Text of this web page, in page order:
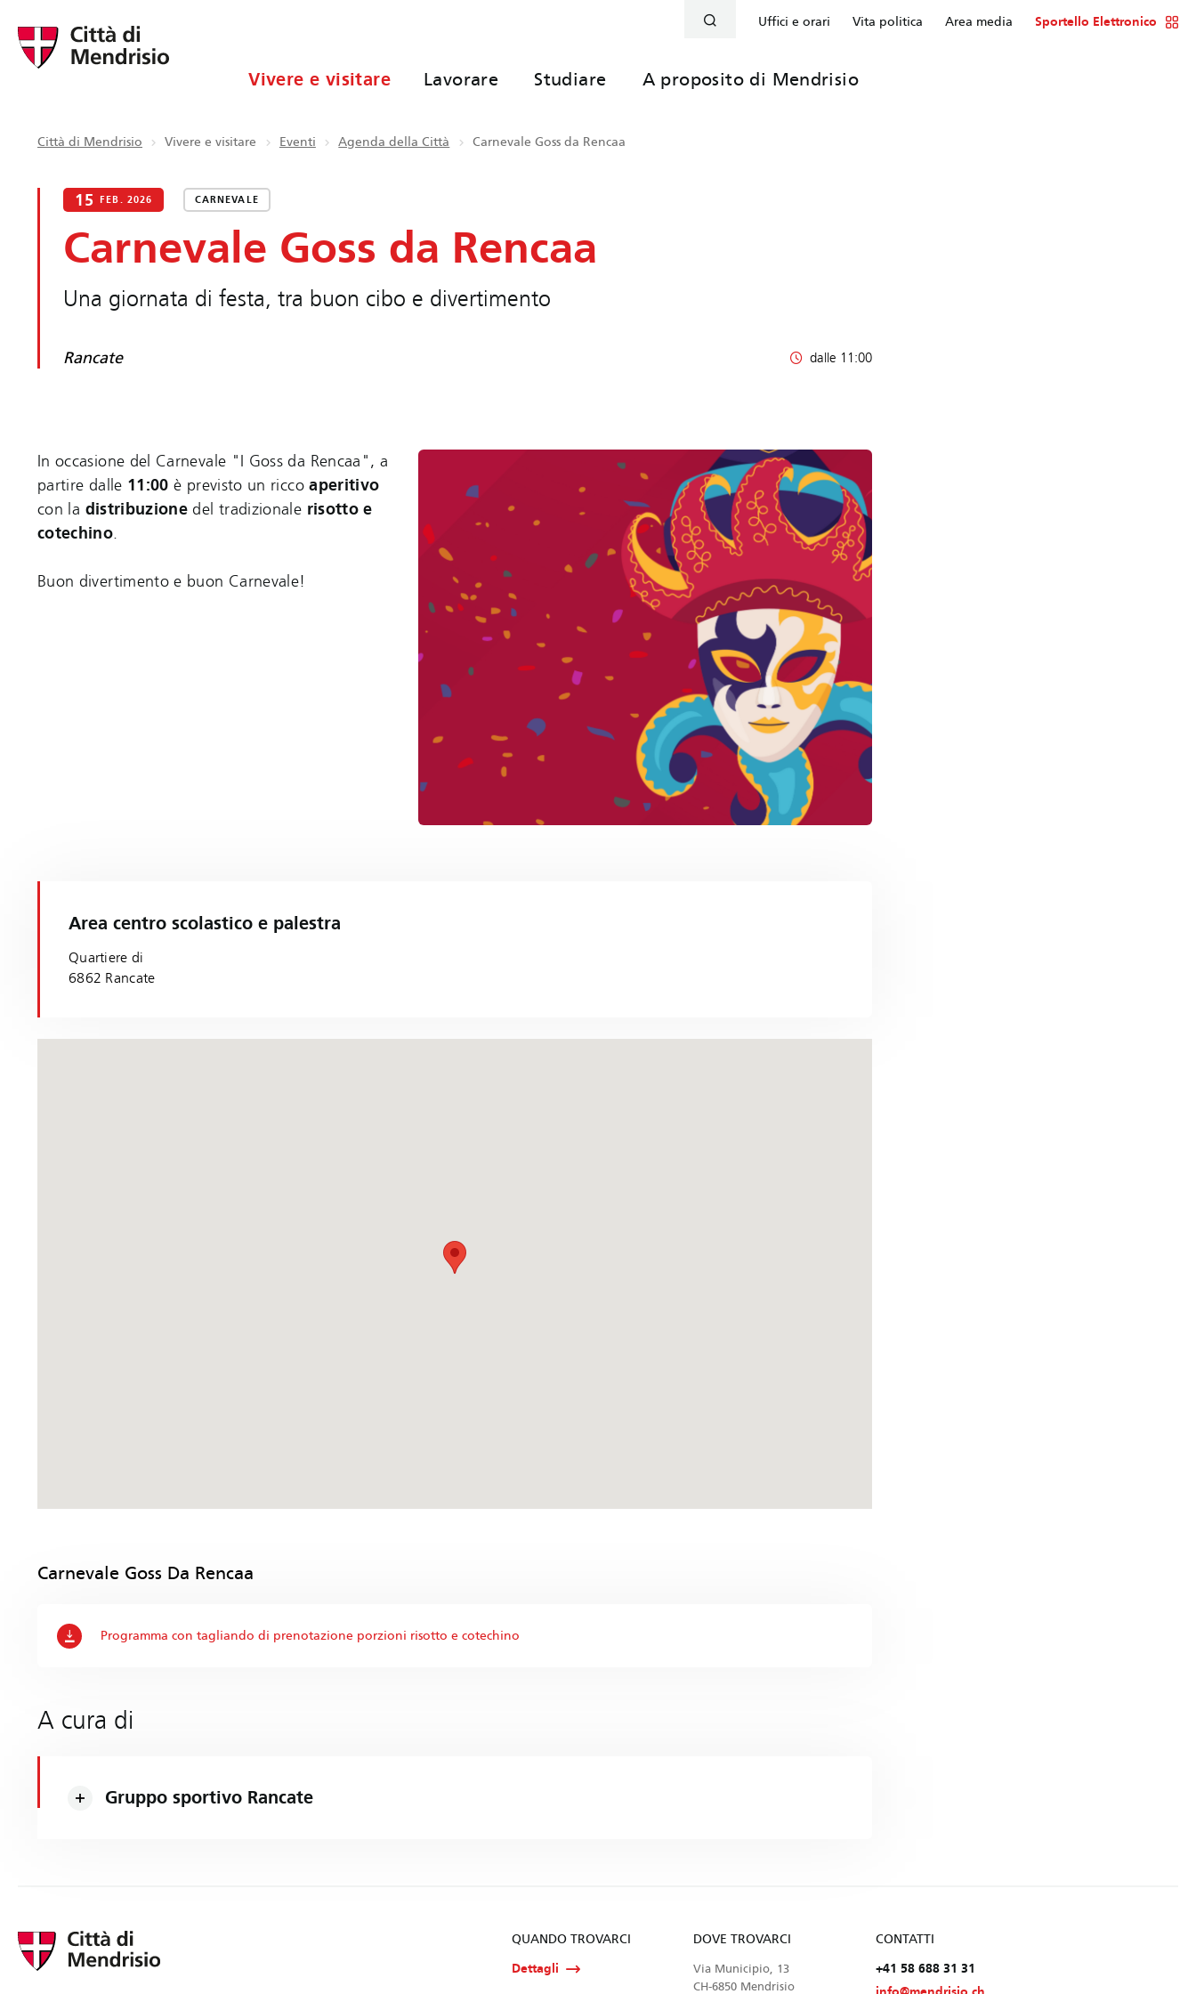
Uffici e orari Vita politica Area media Sportello Elettronico
Vivere e visitare Lavorare Studiare A proposito di Mendrisio
Città di Mendrisio Vivere e visitare Eventi Agenda della Città Carnevale Goss da Rencaa
15 FEB. 2026 CARNEVALE
Carnevale Goss da Rencaa
Una giornata di festa, tra buon cibo e divertimento
Rancate dalle 11:00
In occasione del Carnevale "I Goss da Rencaa", a
partire dalle 11:00 è previsto un riccoaperitivo
con la distribuzione del tradizionale risotto e
cotechino.
Buon divertimento e buon Carnevale!
Area centro scolastico e palestra
Quartiere di
6862 Rancate
Carnevale Goss Da Rencaa
Programma con tagliando di prenotazione porzioni risotto e cotechino
A cura di
Gruppo sportivo Rancate
QUANDO TROVARCI
Dettagli
CONTATTI
+41 58 688 31 31
DOVE TROVARCI
Via Municipio, 13
CH-6850 Mendrisio